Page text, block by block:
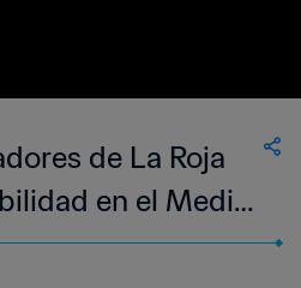
de La Roja
en el Media